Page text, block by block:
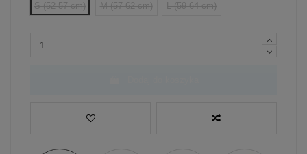
S (52-57 cm)
M (57-62 cm) L (59-64 cm)